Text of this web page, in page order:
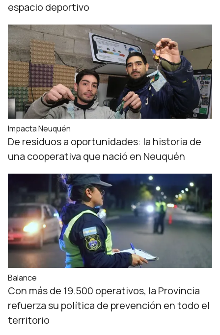
espacio deportivo
Impacta Neuquén
De residuos a oportunidades: la historia de
una cooperativa que nació en Neuquén
Balance
Con más de 19.500 operativos, la Provincia
refuerza su política de prevención en todo el
territorio